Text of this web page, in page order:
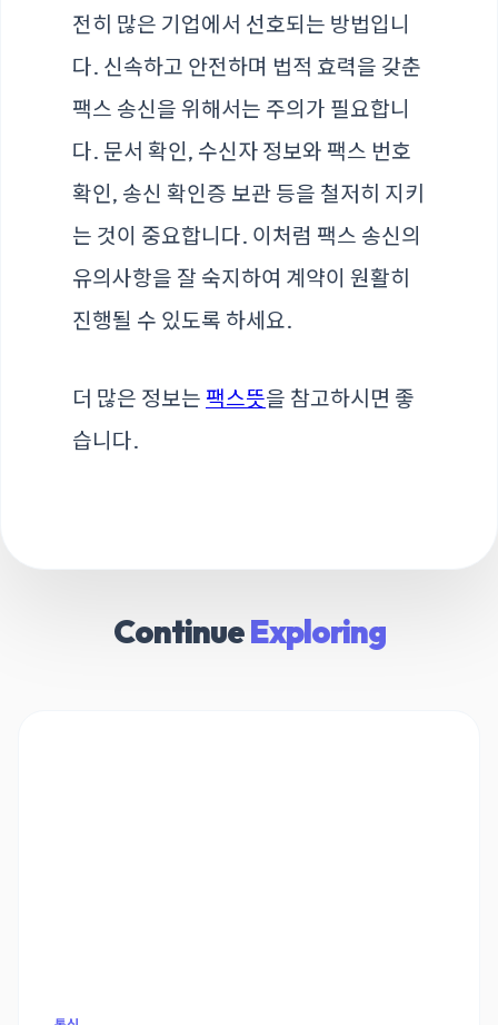
전히 많은 기업에서 선호되는 방법입니
다. 신속하고 안전하며 법적 효력을 갖춘
팩스 송신을 위해서는 주의가 필요합니
다. 문서 확인, 수신자 정보와 팩스 번호
확인, 송신 확인증 보관 등을 철저히 지키
는 것이 중요합니다. 이처럼 팩스 송신의
유의사항을 잘 숙지하여 계약이 원활히
진행될 수 있도록 하세요.
더 많은 정보는 팩스뜻을 참고하시면 좋
습니다.
ContinueExploring